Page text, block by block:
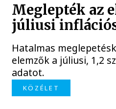
Meglepték az
júliusi
Hatalmas
elemzők a júliusi, 1,2
adatot.
KÖZÉLET